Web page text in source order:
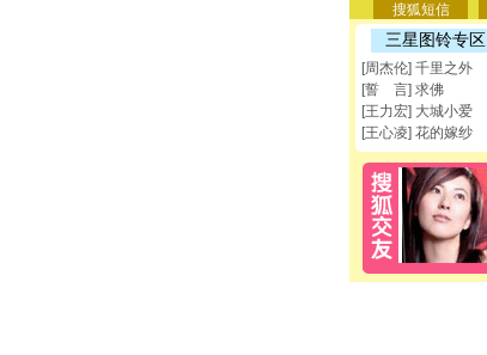
搜狐短信
三星图铃专区
[周杰伦] 千里之外
[誓 言] 求佛
[王力宏] 大城小爱
[王心凌] 花的嫁纱